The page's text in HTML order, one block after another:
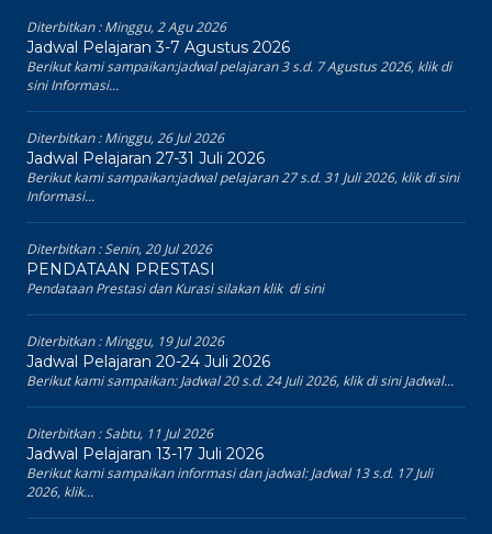
Diterbitkan :Minggu, 2 Agu 2026
Jadwal Pelajaran 3-7 Agustus 2026
Berikut kami sampaikan:jadwal pelajaran 3 s.d. 7 Agustus 2026, klik di
sini Informasi...
Diterbitkan :Minggu, 26 Jul 2026
Jadwal Pelajaran 27-31 Juli 2026
Berikut kami sampaikan:jadwal pelajaran 27 s.d. 31 Juli 2026, klik di sini
Informasi...
Diterbitkan :Senin, 20 Jul 2026
PENDATAAN PRESTASI
Pendataan Prestasi dan Kurasi silakan klik di sini
Diterbitkan :Minggu, 19 Jul 2026
Jadwal Pelajaran 20-24 Juli 2026
Berikut kami sampaikan: Jadwal 20 s.d. 24 Juli 2026, klik di sini Jadwal...
Diterbitkan :Sabtu, 11 Jul 2026
Jadwal Pelajaran 13-17 Juli 2026
Berikut kami sampaikan informasi dan jadwal: Jadwal 13 s.d. 17 Juli
2026, klik...